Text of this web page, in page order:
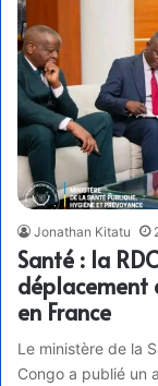
Jonathan Kitatu
Santé : la
déplacement
en France
Le ministère de la
Congo a publié un